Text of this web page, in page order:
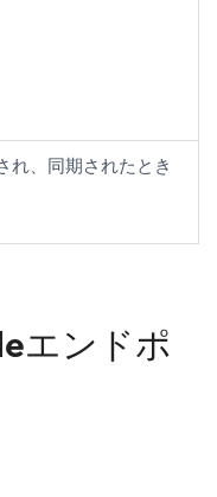
れ、同期されたとき
エンドポ